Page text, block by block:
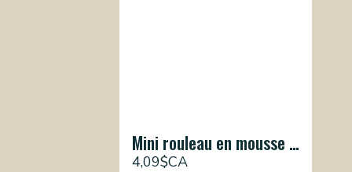
Mini rouleau en mousse 4"
4,09$CA